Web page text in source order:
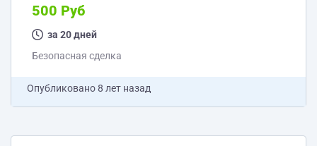
id=ru.moygorod.taraz Нужны примерные сроки и
стоимость. Работа только по безопасной сделке!!!
Рассматриваю предложения, кто ответит сколько
500 Руб
за 20 дней
Безопасная сделка
Опубликовано8 лет назад